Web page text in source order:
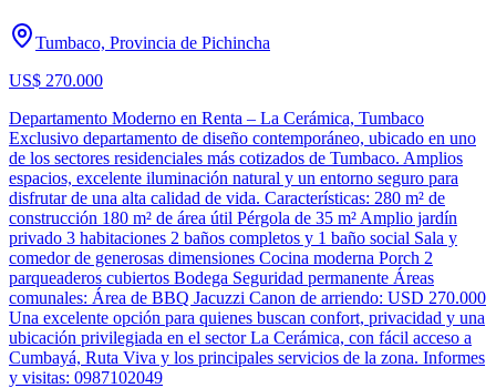
Tumbaco, Provincia de Pichincha
US$ 270.000
Departamento Moderno en Renta – La Cerámica, Tumbaco
Exclusivo departamento de diseño contemporáneo, ubicado en uno
de los sectores residenciales más cotizados de Tumbaco. Amplios
espacios, excelente iluminación natural y un entorno seguro para
disfrutar de una alta calidad de vida. Características: 280 m² de
construcción 180 m² de área útil Pérgola de 35 m² Amplio jardín
privado 3 habitaciones 2 baños completos y 1 baño social Sala y
comedor de generosas dimensiones Cocina moderna Porch 2
parqueaderos cubiertos Bodega Seguridad permanente Áreas
comunales: Área de BBQ Jacuzzi Canon de arriendo: USD 270.000
Una excelente opción para quienes buscan confort, privacidad y una
ubicación privilegiada en el sector La Cerámica, con fácil acceso a
Cumbayá, Ruta Viva y los principales servicios de la zona. Informes
y visitas: 0987102049